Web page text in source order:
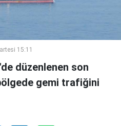
15:11
düzenlenen son
gemi trafiğini